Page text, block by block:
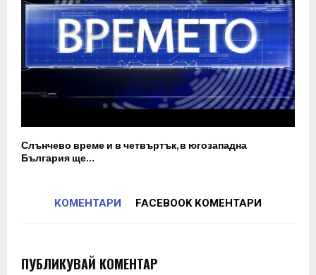
Слънчево време и в четвъртък, в югозападна
България ще…
КОМЕНТАРИ FACEBOOK КОМЕНТАРИ
ПУБЛИКУВАЙ КОМЕНТАР